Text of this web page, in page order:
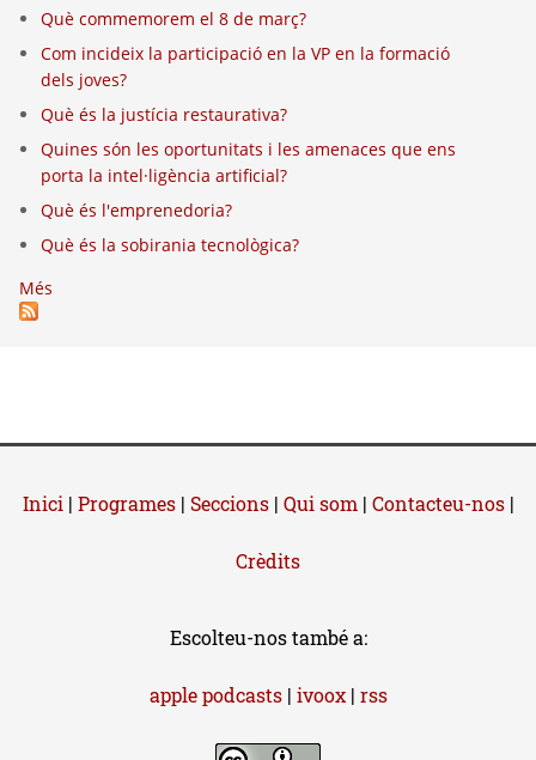
Què commemorem el 8 de març?
Com incideix la participació en la VP en la formació
dels joves?
Què és la justícia restaurativa?
Quines són les oportunitats i les amenaces que ens
porta la intel·ligència artificial?
Què és l'emprenedoria?
Què és la sobirania tecnològica?
Més
Inici| Programes| Seccions| Qui som| Contacteu-nos|
Crèdits
Escolteu-nos també a:
apple podcasts| ivoox| rss